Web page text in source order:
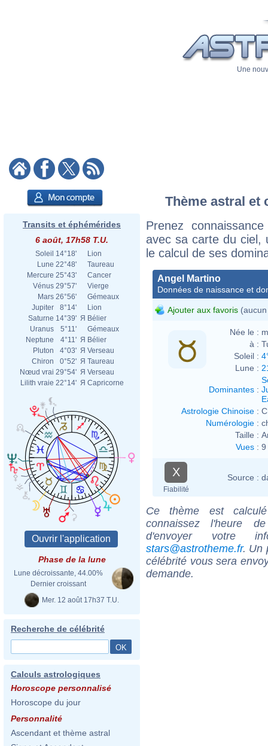
Une
Transits et éphémérides
6 août, 17h58 T.U.
Soleil 14°18'
Lion
Lune 22°48'
Taureau
Mercure 25°43'
Cancer
Vénus 29°57'
Vierge
Mars 26°56'
Gémeaux
Jupiter
8°14'
Lion
Saturne 14°39' Я Bélier
Uranus
5°11'
Gémeaux
Neptune
4°11' Я Bélier
Pluton
4°03' Я Verseau
Chiron
0°52' Я Taureau
Nœud vrai 29°54' Я Verseau
Lilith vraie 22°14' Я Capricorne
Phase de la lune
Lune décroissante, 44.00%
Dernier croissant
Mer. 12 août 17h37 T.U.
Recherche de célébrité
Calculs astrologiques
Horoscope personnalisé
Horoscope du jour
Personnalité
Ascendant et thème astral
Thème astral et
Prenez
avec sa carte du ciel,
le calcul de ses
Angel Martino
Données de naissance et
Ajouter aux favoris
Née le :
à :
Soleil :
Lune :
Dominantes :
Astrologie Chinoise :
Numérologie :
Taille :
Vues : 9
X
Fiabilité
Source :
Ce thème est
connaissez l'heure
d'envoyer votre
stars@astrotheme.fr. Un
célébrité vous sera
demande.